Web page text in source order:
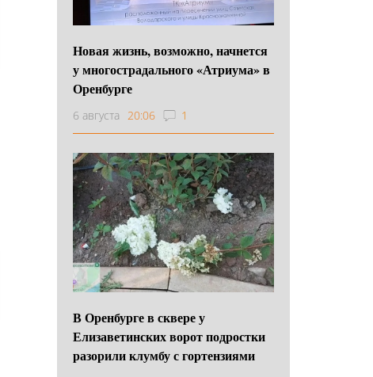
Новая жизнь, возможно, начнется
у многострадального «Атриума» в
Оренбурге
6 августа 20:06 1
В Оренбурге в сквере у
Елизаветинских ворот подростки
разорили клумбу с гортензиями